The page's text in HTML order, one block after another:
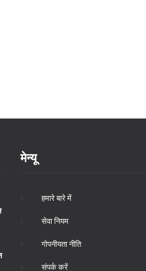
मेन्यू
हमारे बारे में
सेवा नियम
गोपनीयता नीति
संपर्क करें